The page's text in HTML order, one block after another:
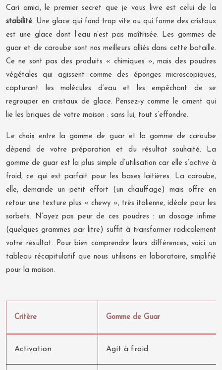
Cari amici, le premier secret que je vous livre est celui de la
stabilité. Une glace qui fond trop vite ou qui forme des cristaux
est une glace dont l’eau n’est pas maîtrisée. Les gommes de
guar et de caroube sont nos meilleurs alliés dans cette bataille.
Ce ne sont pas des produits « chimiques », mais des poudres
végétales qui agissent comme des éponges microscopiques,
capturant les molécules d’eau et les empêchant de se
regrouper en cristaux de glace. Pensez-y comme le ciment qui
lie les briques de votre maison : sans lui, tout s’effondre.
Le choix entre la gomme de guar et la gomme de caroube
dépend de votre préparation et du résultat souhaité. La
gomme de guar est la plus simple d’utilisation car elle s’active à
froid, ce qui est parfait pour les bases laitières. La caroube,
elle, demande un petit effort (un chauffage) mais offre en
retour une texture plus « chewy », très italienne, idéale pour les
sorbets. N’ayez pas peur de ces poudres : un dosage infime
(quelques grammes par litre) suffit à transformer radicalement
votre résultat. Pour bien comprendre leurs différences, voici un
tableau récapitulatif que nous utilisons en laboratoire, simplifié
pour la maison.
Critère Gomme de Guar
Activation Agit à froid